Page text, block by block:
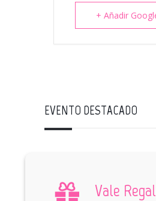
+ Añadir
EVENTO DESTACADO
Vale